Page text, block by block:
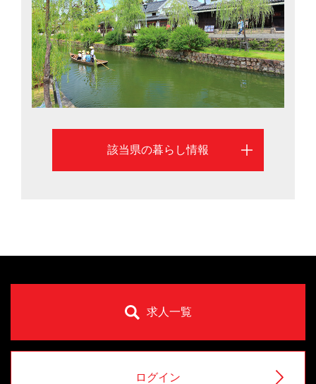
州を結び、大阪や福岡など近郊の大都市へ行くのにも便
利です。また、全国でもトップクラスの医師数を誇り、
豊かな自然環境の中で安心して子育てができるのも魅力
です。岡山市と倉敷市を中心に岡山県での暮らしを考え
る際に役立つ情報を掲載しています
該当県の暮らし情報
求人一覧
ログイン